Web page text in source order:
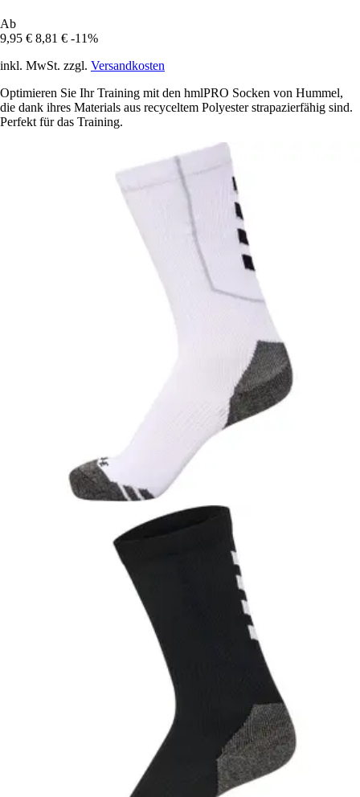
Ab
9,95 € 8,81 € -11%
inkl. MwSt. zzgl. Versandkosten
Optimieren Sie Ihr Training mit den hmlPRO Socken von Hummel,
die dank ihres Materials aus recyceltem Polyester strapazierfähig sind.
Perfekt für das Training.